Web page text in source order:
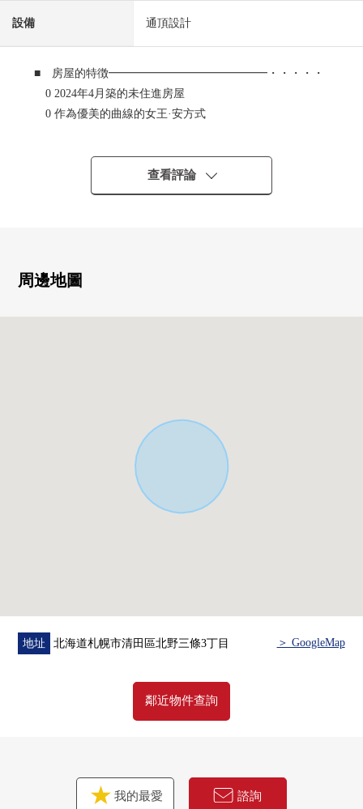
設備 通頂設計
■ 房屋的特徴━━━━━━━━━━━━━━・・・・・
0 2024年4月築的未住進房屋
0 作為優美的曲線的女王·安方式
○ 約58.30坪的西南、西北角地
○ 客廳采用有開放感覺的一部分樓梯井
0 約10.6張塌塌米寬敞的廚房餐廳
0 在絕熱性對全窗傑出的三倍框格使用
查看評論
周邊地圖
地址 北海道札幌市清田區北野三條3丁目 ＞ GoogleMap
鄰近物件查詢
我的最愛 諮詢